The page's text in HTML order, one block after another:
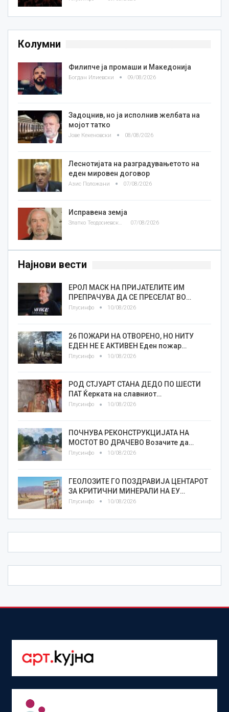
Колумни
Филипче ја промаши и Македонија
Богдан Илиевски 09/08/2026
Задоцнив, но ја исполнив желбата на
мојот татко
Јове Кекеновски 08/08/2026
Леснотијата на разградувањетото на
еден мировен договор
Азис Положани 07/08/2026
Исправена земја
07/08/2026
Најнови вести
ЕРОЛ МАСК НА ПРИЈАТЕЛИТЕ ИМ
ПРЕПРАЧУВА ДА СЕ ПРЕСЕЛАТ ВО…
Плусинфо 10/08/2026
26 ПОЖАРИ НА ОТВОРЕНО, НО НИТУ
ЕДЕН НЕ Е АКТИВЕН Еден пожар…
Плусинфо 10/08/2026
РОД СТЈУАРТ СТАНА ДЕДО ПО ШЕСТИ
ПАТ Ќерката на славниот…
Плусинфо 10/08/2026
ПОЧНУВА РЕКОНСТРУКЦИЈАТА НА
МОСТОТ ВО ДРАЧЕВО Возачите да…
Плусинфо 10/08/2026
ГЕОЛОЗИТЕ ГО ПОЗДРАВИЈА ЦЕНТАРОТ
ЗА КРИТИЧНИ МИНЕРАЛИ НА ЕУ…
Плусинфо 10/08/2026